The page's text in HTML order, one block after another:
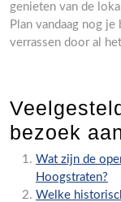
genieten van de
Plan vandaag nog
verrassen door al
bezoek
Wat zijn de
Hoogstraten?
Welke